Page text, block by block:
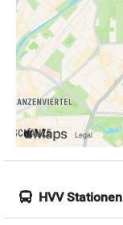
HVV Stationen